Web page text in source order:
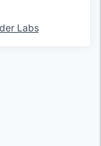
Labs